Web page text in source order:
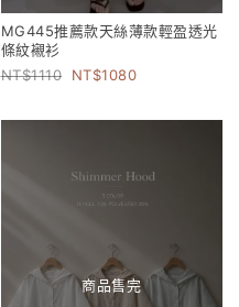
MG445推薦款天絲薄款輕盈透光
條紋襯衫
1110
1080
商品售完